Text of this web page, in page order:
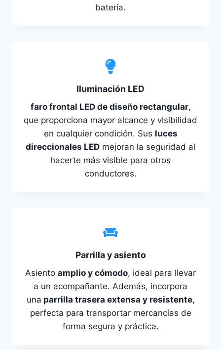
batería.
Iluminación LED
faro frontal LED de diseño rectangular,
que proporciona mayor alcance y visibilidad
en cualquier condición. Sus luces
direccionales LED mejoran la seguridad al
hacerte más visible para otros
conductores.
Parrilla y asiento
Asiento amplio y cómodo, ideal para llevar
a un acompañante. Además, incorpora
una parrilla trasera extensa y resistente,
perfecta para transportar mercancías de
forma segura y práctica.